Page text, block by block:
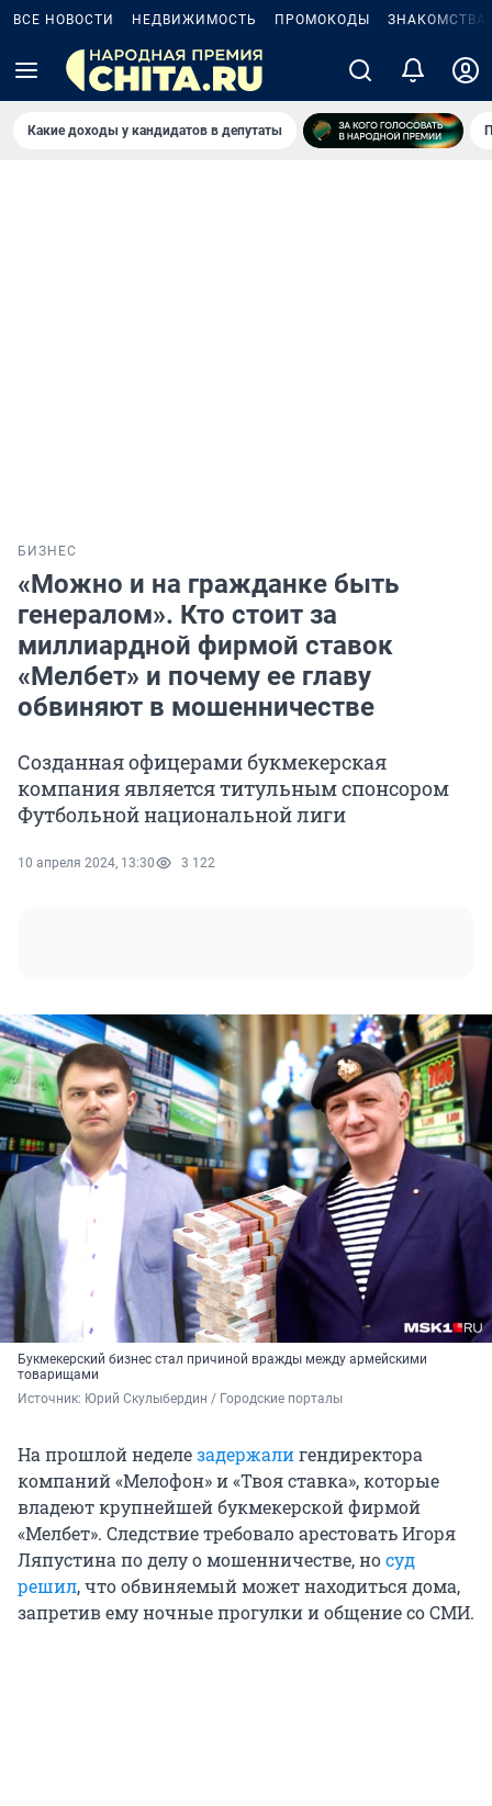
ВСЕ НОВОСТИ НЕДВИЖИМОСТЬ ПРОМОКОДЫ ЗНАКОМСТВА
Какие доходы у кандидатов в депутаты
БИЗНЕС
«Можно и на гражданке быть
генералом». Кто стоит за
миллиардной фирмой ставок
«Мелбет» и почему ее главу
обвиняют в мошенничестве
Созданная офицерами букмекерская
компания является титульным спонсором
Футбольной национальной лиги
10 апреля 2024, 13:30 3 122
Букмекерский бизнес стал причиной вражды между армейскими
товарищами
Источник: Юрий Скулыбердин / Городские порталы
На прошлой неделезадержалигендиректора
компаний «Мелофон» и «Твоя ставка», которые
владеют крупнейшей букмекерской фирмой
«Мелбет». Следствие требовало арестовать Игоря
Ляпустина по делу о мошенничестве, носуд
решил, что обвиняемый может находиться дома,
запретив ему ночные прогулки и общение со СМИ.